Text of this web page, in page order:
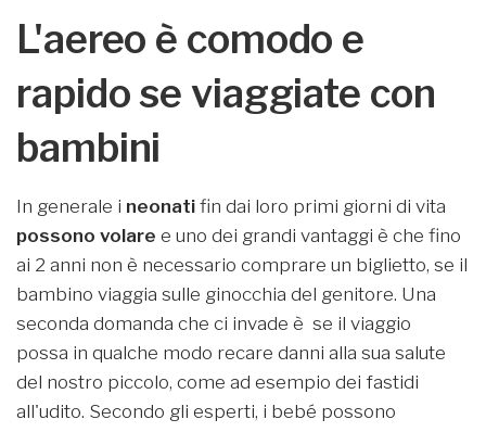
L'aereo è comodo e
rapido se viaggiate con
bambini
In generale i neonati fin dai loro primi giorni di vita
possono volare e uno dei grandi vantaggi è che fino
ai 2 anni non è necessario comprare un biglietto, se il
bambino viaggia sulle ginocchia del genitore. Una
seconda domanda che ci invade è se il viaggio
possa in qualche modo recare danni alla sua salute
del nostro piccolo, come ad esempio dei fastidi
all'udito. Secondo gli esperti, i bebé possono